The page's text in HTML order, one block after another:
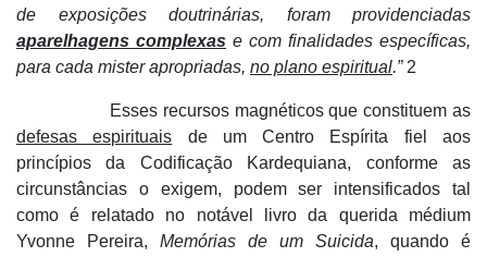
de exposições doutrinárias, foram providenciadas
aparelhagens complexas e com finalidades específicas,
para cada mister apropriadas, no plano espiritual.” 2
Esses recursos magnéticos que constituem as
defesas espirituais de um Centro Espírita fiel aos
princípios da Codificação Kardequiana, conforme as
circunstâncias o exigem, podem ser intensificados tal
como é relatado no notável livro da querida médium
Yvonne Pereira, Memórias de um Suicida, quando é